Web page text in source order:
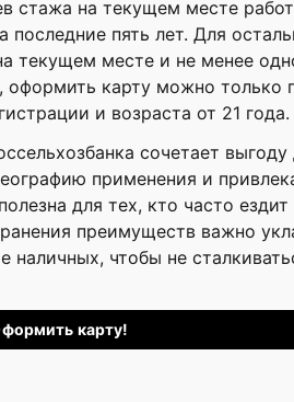
стажа на текущем месте
пять лет. Для
текущем месте и не менее
карту можно только
и возраста от 21 года.
сочетает выгоду
применения и
для тех, кто часто
преимуществ важно
наличных, чтобы не
карту!